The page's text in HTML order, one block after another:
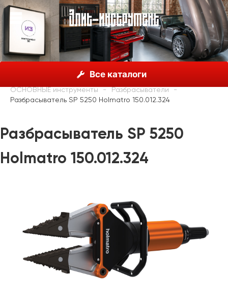
Все каталоги
Holmatro, Нидерланды
Спасательное оборудование
Пожарные и спасатели
ОСНОВНЫЕ инструменты
Разбрасыватели
Разбрасыватель SP 5250 Holmatro 150.012.324
Разбрасыватель SP 5250
Holmatro 150.012.324